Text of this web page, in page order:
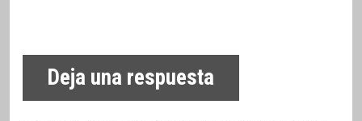
Deja una respuesta